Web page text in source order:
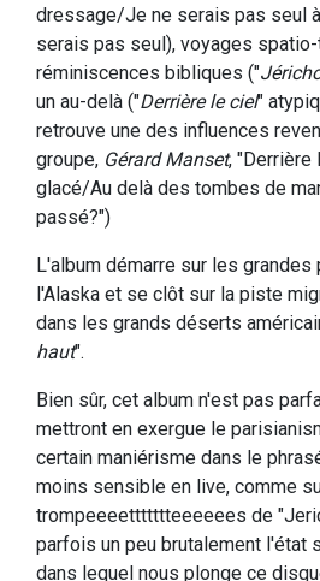
dressage/Je ne serais pas seul
serais pas seul), voyages
réminiscences bibliques ("
un au-delà ("Derrière le ciel"
retrouve une des influences
groupe, Gérard Manset, "Derrière
glacé/Au delà des tombes de
passé?")
L'album démarre sur les
l'Alaska et se clôt sur la piste
dans les grands déserts
haut".
Bien sûr, cet album n'est pas
mettront en exergue le
certain maniérisme dans le
moins sensible en live, comme
trompeeeettttttteeeeees de
parfois un peu brutalement l'état
dans lequel nous plonge ce